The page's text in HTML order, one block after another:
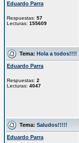
Eduardo Parra
Respuestas: 57
Lecturas: 155609
Tema: Hola a todos!!!!
Eduardo Parra
Respuestas: 2
Lecturas: 4047
Tema: Saludos!!!!!
Eduardo Parra